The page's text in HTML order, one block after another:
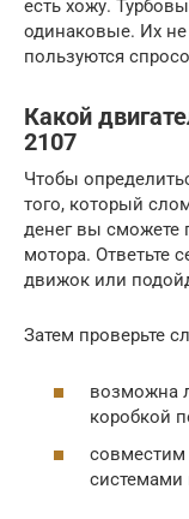
есть хожу.
одинаковые. Их
пользуются
Какой
2107
Чтобы
того, который
денег вы сможете
мотора. Ответьте
движок или
Затем проверьте
возможна
коробкой
совместим